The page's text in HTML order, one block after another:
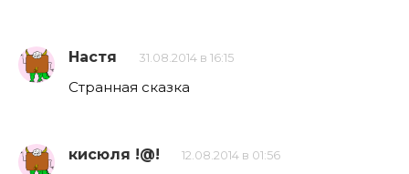
Настя 31.08.2014 в 16:15
Странная сказка
кисюля !@! 12.08.2014 в 01:56